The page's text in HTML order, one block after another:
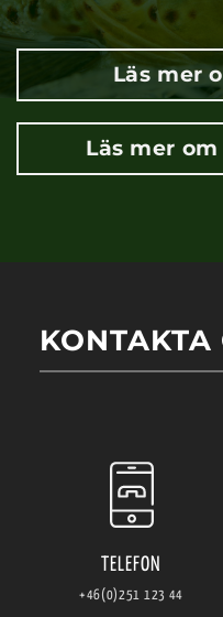
Läs mer
Läs mer
KONTAKTA
TELEFON
+46(0)251 123 44